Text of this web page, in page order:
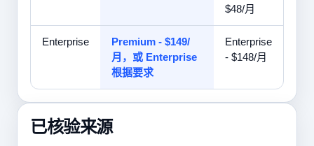
$48/月
Enterprise
Premium - $149/
月，或 Enterprise
根据要求
Enterprise
- $148/月
已核验来源